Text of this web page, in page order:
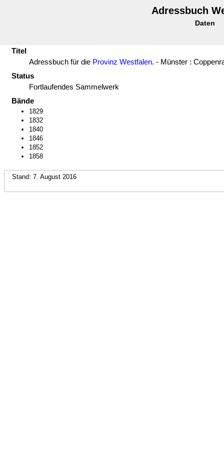
Adressbuch
Daten
Titel
Adressbuch für die Provinz Westfalen. - Münster :
Status
Fortlaufendes Sammelwerk
Bände
1829
1832
1840
1846
1852
1858
Stand: 7. August 2016